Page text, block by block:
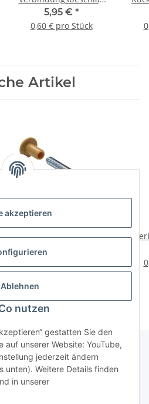
akzeptieren
Ablehnen
nutzen
gestatten Sie den
auf unserer Website: YouTube,
jederzeit ändern
unten). Weitere Details finden
in unserer
Rastex, 12/20mm, 10
Stück
5,95 € *
0,60 € pro Stück
Artikel
Verbindungsschraube
M6, 45-54 mm, beige, 10
4,99 €